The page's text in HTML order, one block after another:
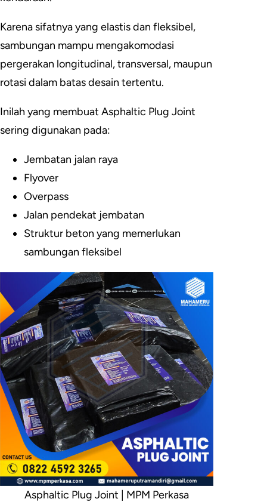
Karena sifatnya yang elastis dan fleksibel,
sambungan mampu mengakomodasi
pergerakan longitudinal, transversal, maupun
rotasi dalam batas desain tertentu.
Inilah yang membuat Asphaltic Plug Joint
sering digunakan pada:
Jembatan jalan raya
Flyover
Overpass
Jalan pendekat jembatan
Struktur beton yang memerlukan
sambungan fleksibel
Asphaltic Plug Joint | MPM Perkasa